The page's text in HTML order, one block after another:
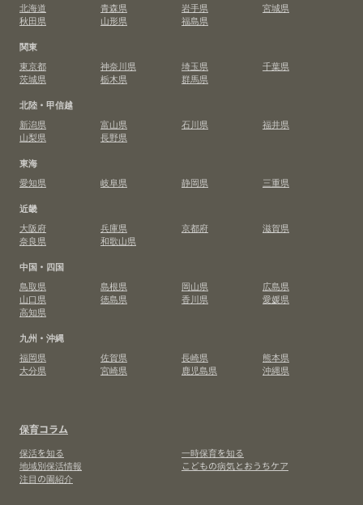
北海道
青森県 岩手県
宮城県
秋田県
山形県
福島県
関東
東京都
神奈川県 埼玉県
千葉県
茨城県
栃木県
群馬県
北陸・甲信越
新潟県
富山県 石川県
福井県
山梨県
長野県
東海
愛知県
岐阜県 静岡県
三重県
近畿
大阪府
兵庫県 京都府
滋賀県
奈良県
和歌山県
中国・四国
鳥取県
島根県 岡山県
広島県
山口県
徳島県 香川県
愛媛県
高知県
九州・沖縄
福岡県
佐賀県 長崎県
熊本県
大分県
宮崎県 鹿児島県 沖縄県
保育コラム
保活を知る
一時保育を知る
地域別保活情報
こどもの病気とおうちケア
注目の園紹介